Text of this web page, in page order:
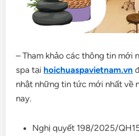
– Tham khảo các thông tin mới
spa tại hoichuaspavietnam.vn
nhật những tin tức mới nhất về
nay.
Nghị quyết 198/2025/